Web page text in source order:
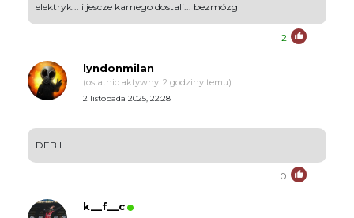
elektryk... i jescze karnego dostali... bezmózg
2
lyndonmilan
(ostatnio aktywny: 2 godziny temu)
2 listopada 2025, 22:28
DEBIL
0
k__f__c